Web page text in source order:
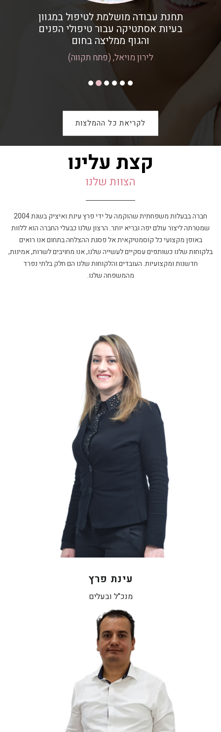
תחנת עבודה מושלמת לטיפול במגוון
בעיות אסתטיקה עבור טיפולי הפנים
והגוף ממליצה בחום
לירון מויאל, (פתח תקווה)
לקריאת כל ההמלצות
קצת עלינו
הצוות שלנו
חברה בבעלות משפחתית שהוקמה על ידי פרץ עינת ואיציק בשנת 2004
שמטרתה ליצור עולם יפה ובריא יותר. הרצון שלנו כבעלי החברה הוא ללוות
באופן מקצועי כל קוסמטיקאית אל פסגת ההצלחה בתחום אנו רואים
בלקוחות שלנו כשותפים עסקיים לעשייה שלנו, אנו מחויבים לשרות, אמינות,
חדשנות ומקצועיות. העובדים והלקוחות שלנו הם חלק בלתי נפרד
מהמשפחה שלנו.
מנהלת בחברת לה בל קוסמטיקס את כל תחום הייבוא, משתתפת
בתערוכות רבות בעולם בתחום היופי והקוסמטיקה ומייבאת היישר לארץ
את המותגים המובילים בתחום האסתטיקה. מומחית לפתרון בעיות עור
ושילוב חומרים לטיפולי פנים , מתן ייעוץ אישי לקוסמטיקאיות מתחילות
ובכירות על טיפול ושימוש בחומרים פעילים במכון היופי שלהם בשילוב
עם טכנולוגיות מתקדמות.. השתלמויות בתחום הקוסמטיקה באיטליה.
עינת פרץ
מנכ"ל ובעלים
מנהל תחום מכירות ושיווק כל סוגי הטכנולוגיות המתקדמות בעולם ובארץ
בהסרת שיער, טיפולי פנים וגוף . במסגרת תפקידו נפגש עם
קוסמטיקאיות ומייעץ להם על כל חידושי הטכנולוגיות הקיימות בעולם